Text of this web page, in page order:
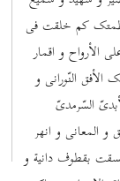
کم خلقت فی
الأرواح و اقمار
النّورانی و
السّرمدیّ
المعانی و انهر
بقطوف دانیة و